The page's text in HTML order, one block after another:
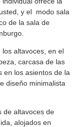
y el modo sala
de la sala de
altavoces, en el
carcasa de las
en los asientos de la
diseño minimalista
de altavoces de
alojados en